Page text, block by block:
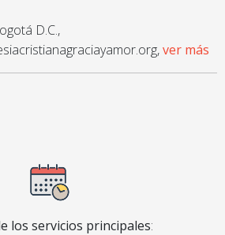
D.C.,
ver más
los servicios principales: